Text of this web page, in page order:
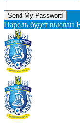
Пароль будет выслан